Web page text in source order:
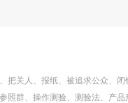
把关人、报纸、被追求公众、
照群、操作测验、测验法、产品